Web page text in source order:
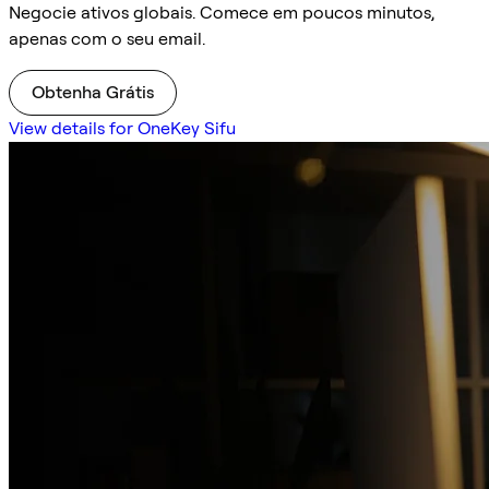
Negocie ativos globais. Comece em poucos minutos,
apenas com o seu email.
Obtenha Grátis
View details for OneKey Sifu